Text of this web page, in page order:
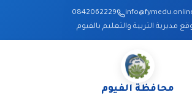
0842062229
مديرية التربية والتعليم بالفيوم
محافظة الفيوم